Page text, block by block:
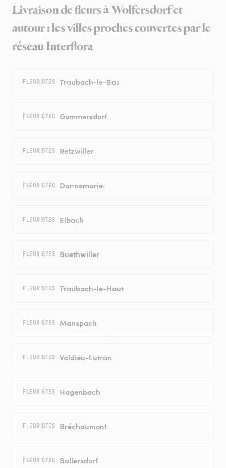
Livraison de fleurs à Wolfersdorf et
autour : les villes proches couvertes par le
réseau Interflora
FLEURISTES Traubach-le-Bas
FLEURISTES Gommersdorf
FLEURISTES Retzwiller
FLEURISTES Dannemarie
FLEURISTES Elbach
FLEURISTES Buethwiller
FLEURISTES Traubach-le-Haut
FLEURISTES Manspach
FLEURISTES Valdieu-Lutran
FLEURISTES Hagenbach
FLEURISTES Bréchaumont
FLEURISTES Ballersdorf